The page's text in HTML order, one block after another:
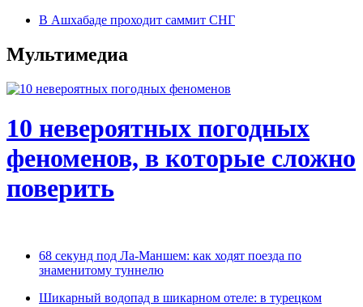
В Ашхабаде проходит саммит СНГ
Мультимедиа
10 невероятных погодных
феноменов, в которые сложно
поверить
68 секунд под Ла-Маншем: как ходят поезда по
знаменитому туннелю
Шикарный водопад в шикарном отеле: в турецком